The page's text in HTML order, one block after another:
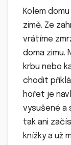
Kolem
zimě. Ze
vrátíme
doma zimu.
krbu nebo
chodit
hořet je
vysušené a
tak ani
knížky a už